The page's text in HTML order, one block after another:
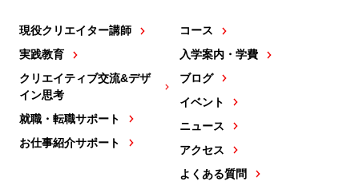
現役クリエイター講師
実践教育
クリエイティブ交流&デザ
イン思考
就職・転職サポート
お仕事紹介サポート
コース
入学案内・学費
ブログ
イベント
ニュース
アクセス
よくある質問